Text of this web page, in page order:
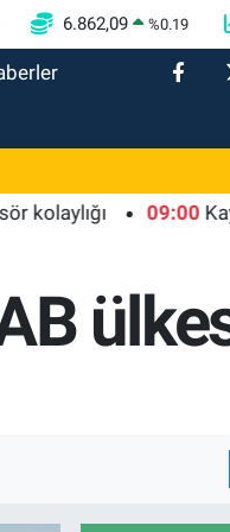
6.862,09 %0.19
09:00 Kayseri-